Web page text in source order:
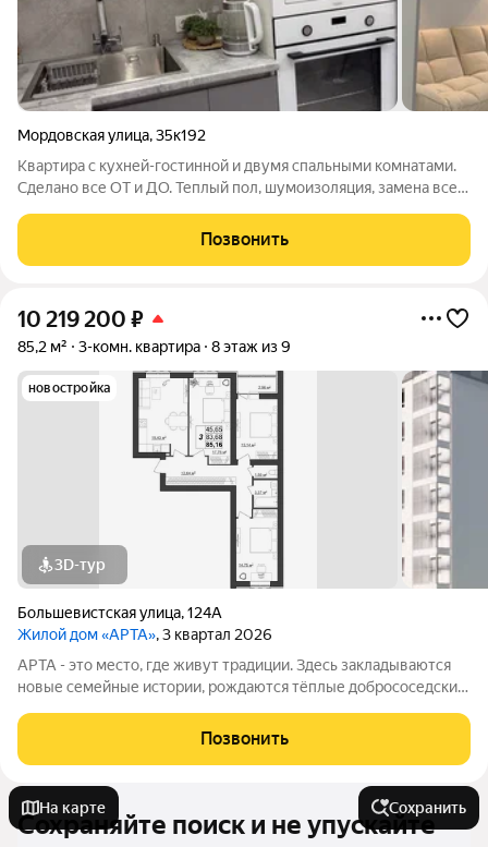
Мордовская улица,35к192
Квартира с кухней-гостинной и двумя спальными комнатами.
Сделано все ОТ и ДО. Теплый пол, шумоизоляция, замена всей
штукатурку, керамогранит в прихожей и кухне-гостиной и
ламинат в спальнях.
Позвонить
10 219 200 ₽
85,2 м² 3-комн. квартира 8 этаж из 9
новостройка
3D-тур
Большевистская улица,124А
Жилой дом «АРТА», 3 квартал 2026
APТА - это место, где живут традиции. Здесь закладываются
новые семейные истории, рождаются тёплые добрососедские
пространство, где обычаи предков обретают новую форму.
Адрес: г. Саранск, ул.
Позвонить
Сохраняйте поиск и не упускайте
На карте Сохранить